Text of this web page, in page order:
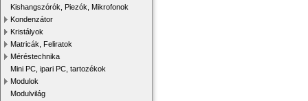
Kishangszórók, Piezók, Mikrofonok
Kondenzátor
Kristályok
Matricák, Feliratok
Méréstechnika
Mini PC, ipari PC, tartozékok
Modulok
Modulvilág